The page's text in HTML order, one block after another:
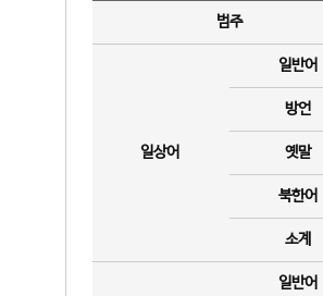
범주
일상어
일반어
방언
옛말
북한어
소계
일반어